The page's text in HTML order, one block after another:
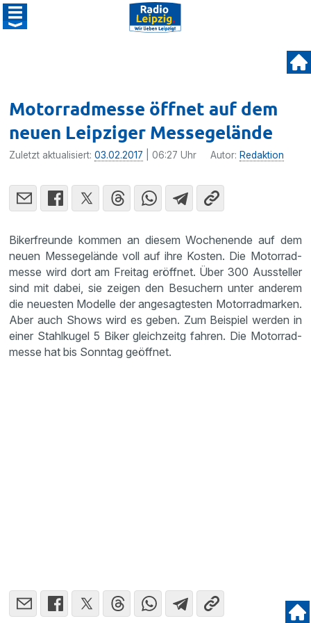
Motorradmesse öffnet auf dem
neuen Leipziger Messegelände
Zuletzt aktualisiert:03.02.2017 | 06:27 Uhr Autor: Redaktion
Biker­freunde kommen an diesem Wochen­ende auf dem
neuen Messe­ge­lände voll auf ihre Kosten. Die Motor­rad­
messe wird dort am Freitag eröffnet. Über 300 Aussteller
sind mit dabei, sie zeigen den Besuchern unter anderem
die neuesten Modelle der angesag­testen Motor­rad­marken.
Aber auch Shows wird es geben. Zum Beispiel werden in
einer Stahl­kugel 5 Biker gleich­zeitg fahren. Die Motor­rad­
messe hat bis Sonntag geöffnet.